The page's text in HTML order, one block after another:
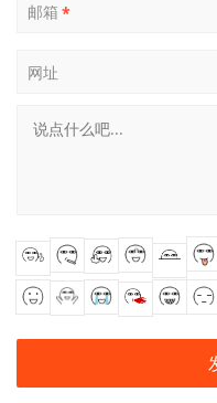
邮箱 *
网址